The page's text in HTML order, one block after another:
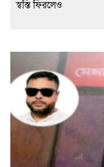
স্বস্তি ফিরলেও